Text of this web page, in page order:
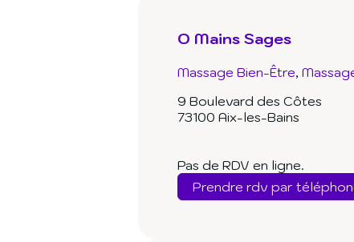
O Mains Sages
Massage Bien-Être
9 Boulevard des Côtes
73100 Aix-les-Bains
Pas de RDV en ligne.
Prendre rdv par